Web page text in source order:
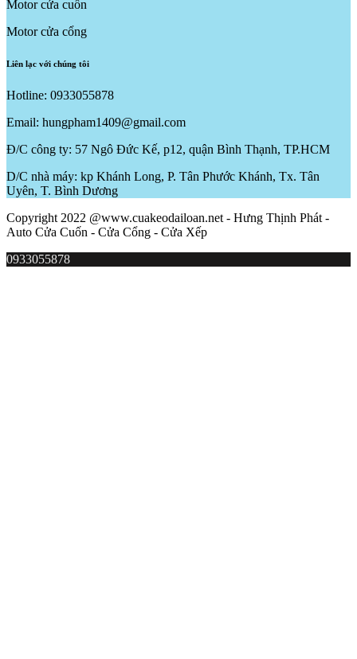
Motor cửa cuốn
Motor cửa cổng
Liên lạc với chúng tôi
Hotline: 0933055878
Email: hungpham1409@gmail.com
Đ/C công ty: 57 Ngô Đức Kế, p12, quận Bình Thạnh, TP.HCM
D/C nhà máy: kp Khánh Long, P. Tân Phước Khánh, Tx. Tân
Uyên, T. Bình Dương
Copyright 2022 @www.cuakeodailoan.net - Hưng Thịnh Phát -
Auto Cửa Cuốn - Cửa Cổng - Cửa Xếp
0933055878